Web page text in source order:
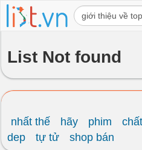
List Not found
nhất thế hãy phim chất
dep
tự tử shop bán